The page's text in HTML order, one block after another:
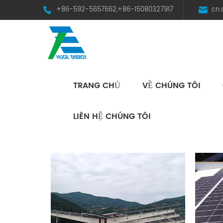
+86-592-5657662,+86-15080327917
TRANG CHỦ VỀ CHÚNG TÔI
LIÊN HỆ CHÚNG TÔI